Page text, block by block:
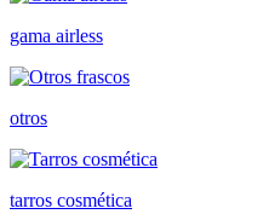
gama airless
otros
tarros cosmética